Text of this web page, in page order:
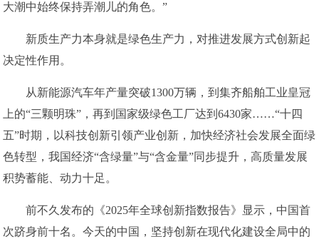
大潮中始终保持弄潮儿的角色。”
新质生产力本身就是绿色生产力，对推进发展方式创新起
决定性作用。
从新能源汽车年产量突破1300万辆，到集齐船舶工业皇冠
上的“三颗明珠”，再到国家级绿色工厂达到6430家……“十四
五”时期，以科技创新引领产业创新，加快经济社会发展全面绿
色转型，我国经济“含绿量”与“含金量”同步提升，高质量发展
积势蓄能、动力十足。
前不久发布的《2025年全球创新指数报告》显示，中国首
次跻身前十名。今天的中国，坚持创新在现代化建设全局中的